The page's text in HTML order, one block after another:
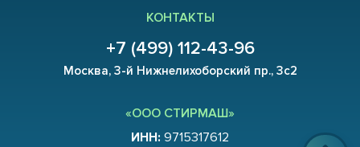
КОНТАКТЫ
+7 (499) 112-43-96
Москва, 3-й Нижнелихоборский пр., 3с2
«ООО СТИРМАШ»
ИНН: 9715317612